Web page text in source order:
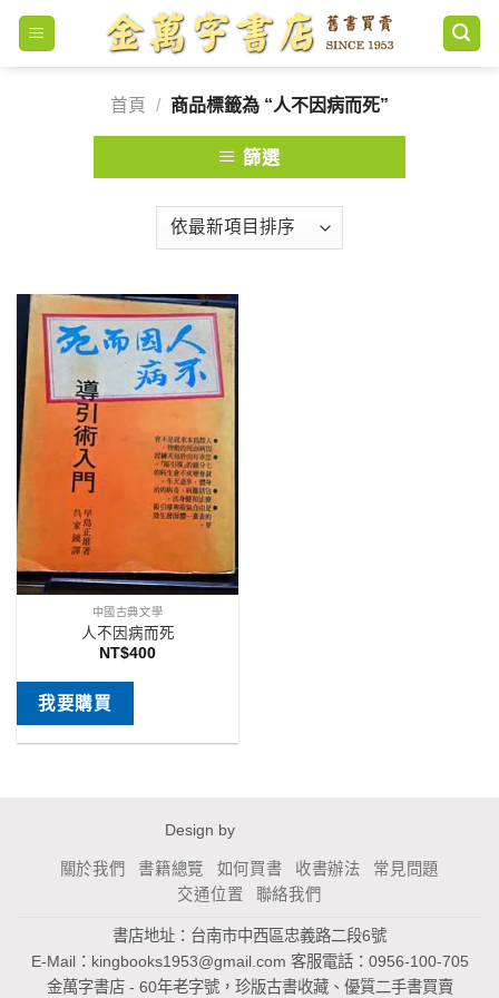
Skip
content
首頁
/ 商品標籤為 “人不因病而死”
篩選
中國古典文學
人不因病而死
NT$400
我要購買
Design by
關於我們 書籍總覽 如何買書 收書辦法
常見問題
交通位置
聯絡我們
書店地址：台南市中西區忠義路二段6號
E-Mail： kingbooks1953@gmail.com 客服電話：0956-100-705
金萬字書店 - 60年老字號，珍版古書收藏、優質二手書買賣